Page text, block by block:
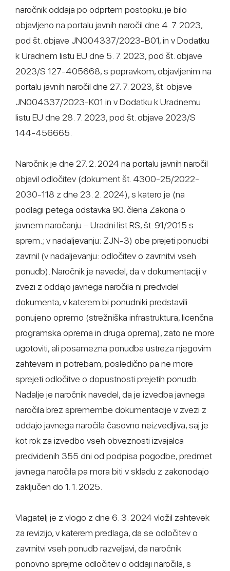
naročnik oddaja po odprtem postopku, je bilo
objavljeno na portalu javnih naročil dne 4. 7. 2023,
pod št. objave JN004337/2023-B01, in v Dodatku
k Uradnem listu EU dne 5. 7. 2023, pod št. objave
2023/S 127-405668, s popravkom, objavljenim na
portalu javnih naročil dne 27. 7. 2023, št. objave
JN004337/2023-K01 in v Dodatku k Uradnemu
listu EU dne 28. 7. 2023, pod št. objave 2023/S
144-456665.
Naročnik je dne 27. 2. 2024 na portalu javnih naročil
objavil odločitev (dokument št. 4300-25/2022-
2030-118 z dne 23. 2. 2024), s katero je (na
podlagi petega odstavka 90. člena Zakona o
javnem naročanju – Uradni list RS, št. 91/2015 s
sprem.; v nadaljevanju: ZJN-3) obe prejeti ponudbi
zavrnil (v nadaljevanju: odločitev o zavrnitvi vseh
ponudb). Naročnik je navedel, da v dokumentaciji v
zvezi z oddajo javnega naročila ni predvidel
dokumenta, v katerem bi ponudniki predstavili
ponujeno opremo (strežniška infrastruktura, licenčna
programska oprema in druga oprema), zato ne more
ugotoviti, ali posamezna ponudba ustreza njegovim
zahtevam in potrebam, posledično pa ne more
sprejeti odločitve o dopustnosti prejetih ponudb.
Nadalje je naročnik navedel, da je izvedba javnega
naročila brez spremembe dokumentacije v zvezi z
oddajo javnega naročila časovno neizvedljiva, saj je
kot rok za izvedbo vseh obveznosti izvajalca
predvidenih 355 dni od podpisa pogodbe, predmet
javnega naročila pa mora biti v skladu z zakonodajo
zaključen do 1. 1. 2025.
Vlagatelj je z vlogo z dne 6. 3. 2024 vložil zahtevek
za revizijo, v katerem predlaga, da se odločitev o
zavrnitvi vseh ponudb razveljavi, da naročnik
ponovno sprejme odločitev o oddaji naročila, s